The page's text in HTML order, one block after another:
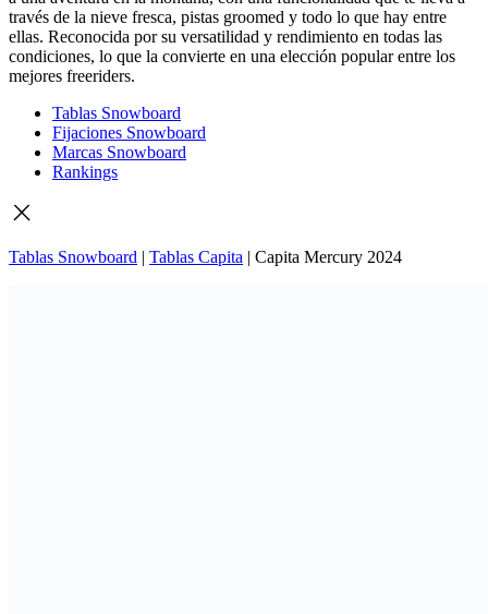
través de la nieve fresca, pistas groomed y todo lo que hay entre
ellas. Reconocida por su versatilidad y rendimiento en todas las
condiciones, lo que la convierte en una elección popular entre los
mejores freeriders.
Tablas Snowboard
Fijaciones Snowboard
Marcas Snowboard
Rankings
Tablas Snowboard | Tablas Capita | Capita Mercury 2024